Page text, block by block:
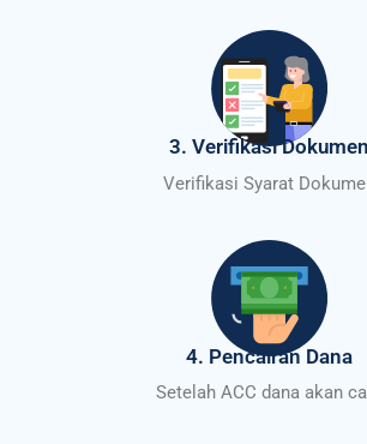
3. Verifikasi Dokumen
Verifikasi Syarat
4. Pencairan Dana
Setelah ACC dana akan